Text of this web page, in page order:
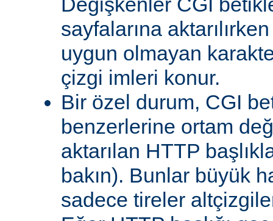
sayfalarına
uygun olmayan
çizgi imleri konur.
Bir özel durum, CGI
benzerlerine ortam
aktarılan HTTP
bakın). Bunlar büyük
sadece tireler